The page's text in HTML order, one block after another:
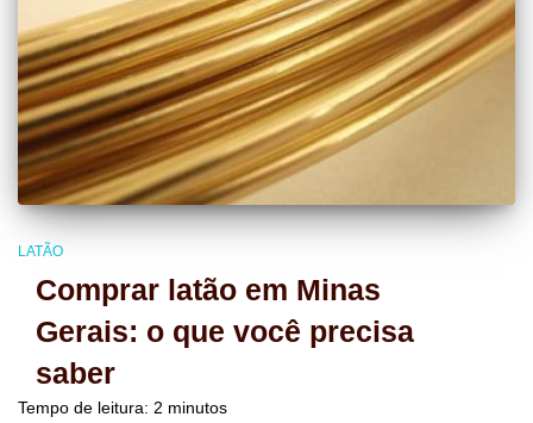
LATÃO
Comprar latão em Minas
Gerais: o que você precisa
saber
Tempo de leitura: 2 minutos